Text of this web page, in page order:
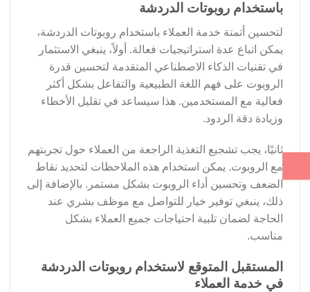
باستخدام روبوتات الدردشة
لتحسين أتمتة خدمة العملاء باستخدام روبوتات الدردشة،
يمكن اتباع عدة استراتيجيات فعالة. أولاً، ينبغي الاستثمار
في تقنيات الذكاء الاصطناعي المتقدمة لتحسين قدرة
الروبوت على فهم اللغة الطبيعية والتفاعل بشكل أكثر
فعالية مع المستخدمين. هذا سيساعد في تقليل الأخطاء
وزيادة دقة الردود.
ثانيًا، يجب تشجيع التغذية الراجعة من العملاء حول تجربتهم
مع الروبوت. يمكن استخدام هذه الملاحظات لتحديد نقاط
الضعف وتحسين أداء الروبوت بشكل مستمر. بالإضافة إلى
ذلك، ينبغي توفير خيار للتواصل مع موظف بشري عند
الحاجة لضمان تلبية احتياجات جميع العملاء بشكل
مناسب.
المستقبل المتوقع لاستخدام روبوتات الدردشة
في خدمة العملاء